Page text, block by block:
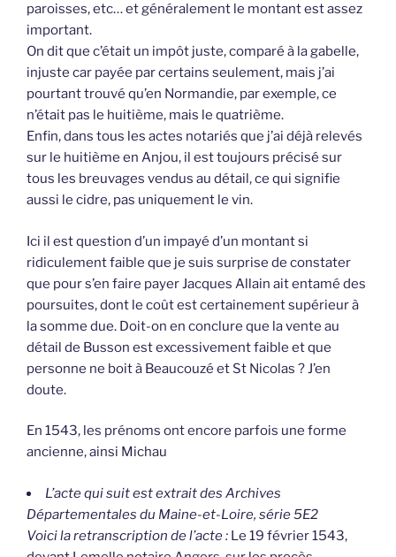
paroisses, etc… et généralement le montant est assez
important.
On dit que c’était un impôt juste, comparé à la gabelle,
injuste car payée par certains seulement, mais j’ai
pourtant trouvé qu’en Normandie, par exemple, ce
n’était pas le huitième, mais le quatrième.
Enfin, dans tous les actes notariés que j’ai déjà relevés
sur le huitième en Anjou, il est toujours précisé sur
tous les breuvages vendus au détail, ce qui signifie
aussi le cidre, pas uniquement le vin.
Ici il est question d’un impayé d’un montant si
ridiculement faible que je suis surprise de constater
que pour s’en faire payer Jacques Allain ait entamé des
poursuites, dont le coût est certainement supérieur à
la somme due. Doit-on en conclure que la vente au
détail de Busson est excessivement faible et que
personne ne boit à Beaucouzé et St Nicolas ? J’en
doute.
En 1543, les prénoms ont encore parfois une forme
ancienne, ainsi Michau
L’acte qui suit est extrait des Archives
Départementales du Maine-et-Loire, série 5E2
Voici la retranscription de l’acte : Le 19 février 1543,